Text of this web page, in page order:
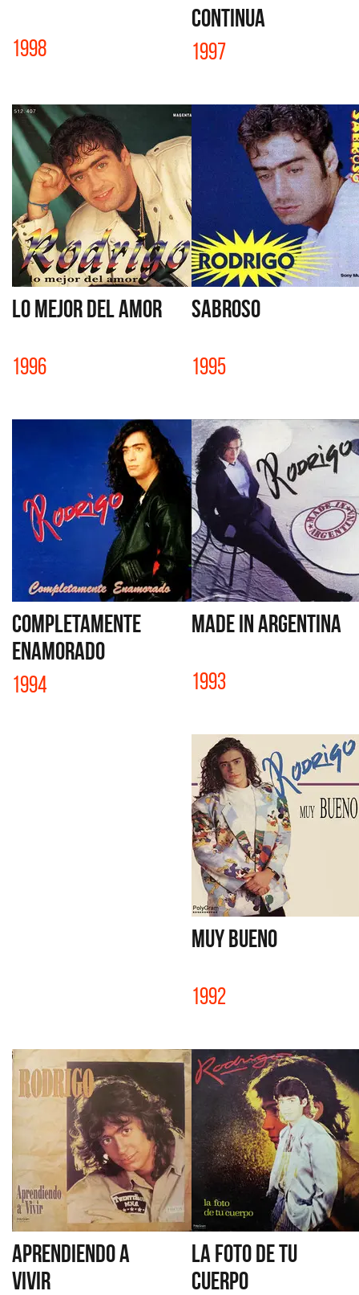
1998
CONTINUA
1997
LO MEJOR DEL AMOR
1996
SABROSO
1995
COMPLETAMENTE
ENAMORADO
1994
MADE IN ARGENTINA
1993
MUY BUENO
1992
APRENDIENDO A
VIVIR
LA FOTO DE TU
CUERPO